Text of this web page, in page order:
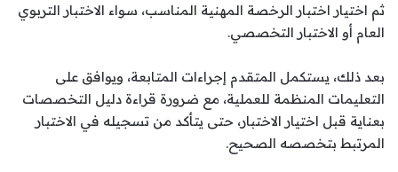
ثم اختيار اختبار الرخصة المهنية المناسب، سواء الاختبار التربوي
العام أو الاختبار التخصصي.
بعد ذلك، يستكمل المتقدم إجراءات المتابعة، ويوافق على
التعليمات المنظمة للعملية، مع ضرورة قراءة دليل التخصصات
بعناية قبل اختيار الاختبار، حتى يتأكد من تسجيله في الاختبار
المرتبط بتخصصه الصحيح.